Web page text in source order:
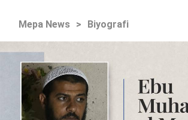
Mepa News > Biyografi